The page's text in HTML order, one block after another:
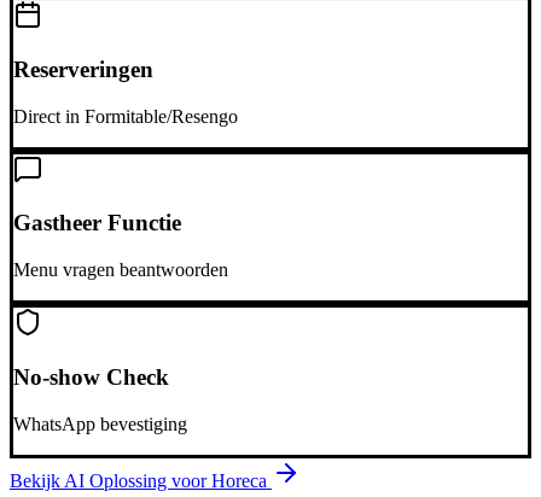
Reserveringen
Direct in Formitable/Resengo
Gastheer Functie
Menu vragen beantwoorden
No-show Check
WhatsApp bevestiging
Bekijk AI Oplossing voorHoreca